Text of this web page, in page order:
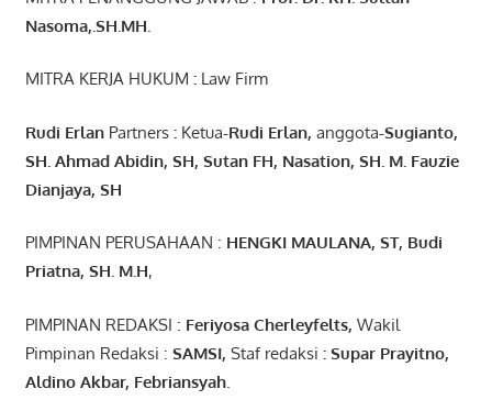
Nasoma,.SH.MH.
MITRA KERJA HUKUM : Law Firm
Rudi ErlanPartners : Ketua-Rudi Erlan, anggota-Sugianto,
SH. Ahmad Abidin, SH, SutanFH, Nasation, SH. M. Fauzie
Dianjaya, SH
PIMPINAN PERUSAHAAN : HENGKI MAULANA, ST, Budi
Priatna, SH. M.H,
PIMPINAN REDAKSI : Feriyosa Cherleyfelts, Wakil
Pimpinan Redaksi : SAMSI, Staf redaksi : Supar Prayitno,
Aldino Akbar, Febriansyah.